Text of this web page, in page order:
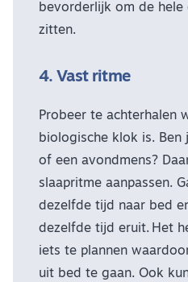
bevorderlijk om de
zitten.
4. Vast ritme
Probeer te achterhalen
biologische klok is. Ben
of een avondmens?
slaapritme aanpassen.
dezelfde tijd naar bed
dezelfde tijd eruit. Het
iets te plannen
uit bed te gaan. Ook